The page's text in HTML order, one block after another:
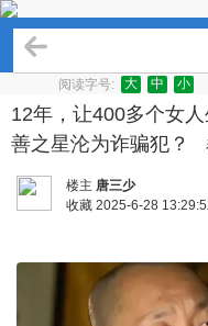
阅读字号: 大 中 小
12年，让400多个女
善之星沦为诈骗犯？
楼主 唐三少
收藏 2025-6-28